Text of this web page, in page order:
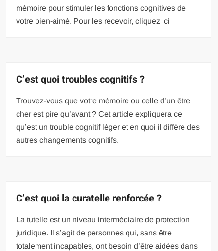
mémoire pour stimuler les fonctions cognitives de
votre bien-aimé. Pour les recevoir, cliquez ici
C’est quoi troubles cognitifs ?
Trouvez-vous que votre mémoire ou celle d’un être
cher est pire qu’avant ? Cet article expliquera ce
qu’est un trouble cognitif léger et en quoi il diffère des
autres changements cognitifs.
C’est quoi la curatelle renforcée ?
La tutelle est un niveau intermédiaire de protection
juridique. Il s’agit de personnes qui, sans être
totalement incapables, ont besoin d’être aidées dans